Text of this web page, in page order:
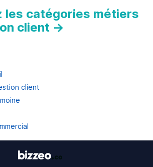
les catégories métiers
client →
client